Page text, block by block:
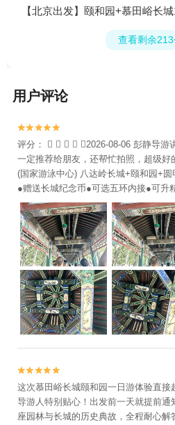
【北京出发】颐和园+慕田峪长
查看剩余
用户评论


评分：     2026-08-06 彭静导游
一定推荐给朋友，还帮忙拍照，超级
(国家游泳中心) 八达岭长城+颐和园+
●赠送长城纪念币●可选五环内接●可升


这次慕田峪长城颐和园一日游体验直接
导游人特别贴心！出发前一天就提前
座园林与长城的历史典故，全程耐心解